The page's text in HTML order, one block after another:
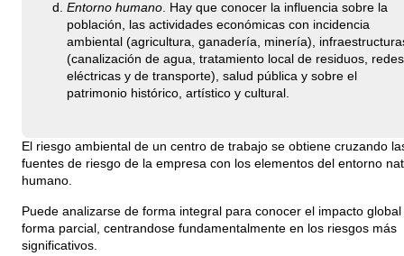
Entorno humano. Hay que conocer la influencia sobre la
población, las actividades económicas con incidencia
ambiental (agricultura, ganadería, minería),
(canalización de agua, tratamiento local de residuos, redes
eléctricas y de transporte), salud pública y sobre el
patrimonio histórico, artístico y cultural.
El riesgo ambiental de un centro de trabajo se obtiene cruzando
fuentes de riesgo de la empresa con los elementos del entorno
humano.
Puede analizarse de forma integral para conocer el impacto global
forma parcial, centrandose fundamentalmente en los riesgos más
significativos.